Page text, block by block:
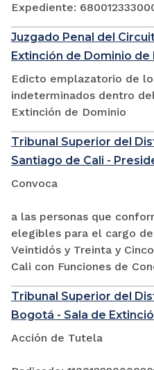
Expediente:
Juzgado Penal del
Extinción de Dominio de
Edicto emplazatorio de
indeterminados dentro
Extinción de Dominio
Tribunal Superior del
Santiago de Cali -
Convoca
a las personas que
elegibles para el cargo
Veintidós y Treinta y
Cali con Funciones de
Tribunal Superior del
Bogotá - Sala de
Acción de Tutela